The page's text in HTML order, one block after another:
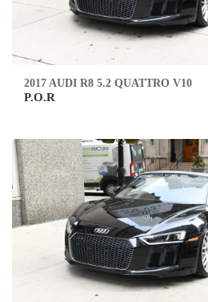
2017 AUDI R8 5.2 QUATTRO V10
P.O.R